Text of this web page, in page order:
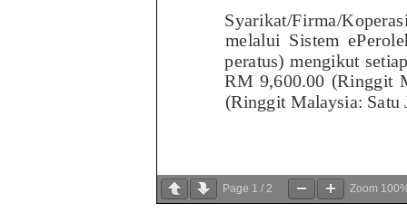
Page 1 / 2 Zoom